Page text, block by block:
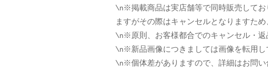
※ゴローズの新品画像につきましては画
ズに関しては画像と異なる場合がござい
ください。
※個体差がありますので、詳細はお問い
\n※掲載商品は実店舗等で同時販売して
ますがその際はキャンセルとなりますため
\n※原則、お客様都合でのキャンセル・返
\n※新品画像につきましては画像を転用し
\n※個体差がありますので、詳細はお問い